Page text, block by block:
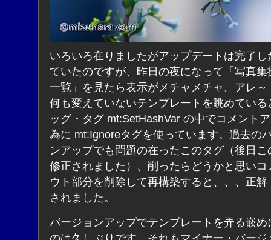
いろいろ在りましたがアップデートは完了し
ていたのですが、昨日の夜になって「写真集
一覧」を見たら表示がメチャメチャ。アレ～
何も変えていないテンプレートを眺めている
ッグ・タグ mt:SetHashVar の中でコメント
為に mt:Ignoreタグを使っています。過去の
ンアップでも問題の在ったこのタグ（後日こ
修正されました）、削ったらどうかと思いコ
ウト部分を削除して再構築すると、、、正解
されました。
バージョンアップでテンプレートを弄る嵌め